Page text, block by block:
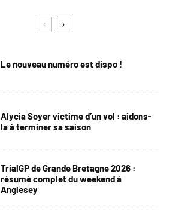
Le nouveau numéro est dispo !
Alycia Soyer victime d’un vol : aidons-
la à terminer sa saison
TrialGP de Grande Bretagne 2026 :
résumé complet du weekend à
Anglesey